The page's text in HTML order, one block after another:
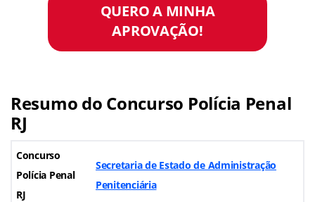
QUERO A MINHA
APROVAÇÃO!
Resumo do Concurso Polícia Penal
RJ
Concurso
Polícia Penal
RJ
Secretaria de Estado de Administração
Penitenciária